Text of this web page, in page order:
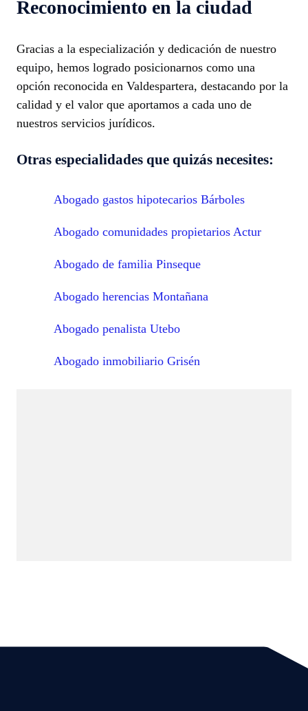
Reconocimiento en la ciudad
Gracias a la especialización y dedicación de nuestro
equipo, hemos logrado posicionarnos como una
opción reconocida en Valdespartera, destacando por la
calidad y el valor que aportamos a cada uno de
nuestros servicios jurídicos.
Otras especialidades que quizás necesites:
Abogado gastos hipotecarios Bárboles
Abogado comunidades propietarios Actur
Abogado de familia Pinseque
Abogado herencias Montañana
Abogado penalista Utebo
Abogado inmobiliario Grisén